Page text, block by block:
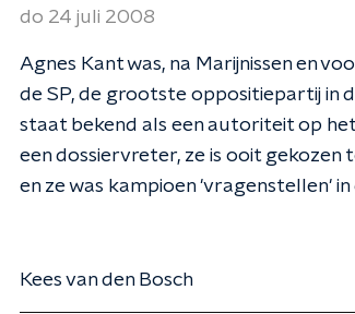
do 24 juli 2008
Agnes Kant was, na Marijnissen en
de SP, de grootste oppositiepartij in
staat bekend als een autoriteit op
een dossiervreter, ze is ooit
en ze was kampioen 'vragenstellen' in
Kees van den Bosch